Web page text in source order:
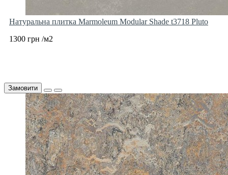
Натуральна плитка Marmoleum Modular Shade t3718 Pluto
1300 грн /м2
Замовити